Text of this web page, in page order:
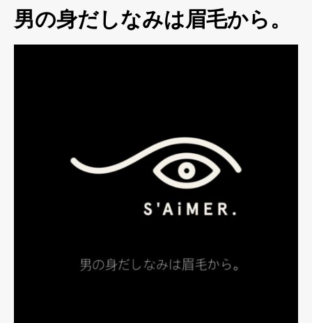
男の身だしなみは眉毛から。